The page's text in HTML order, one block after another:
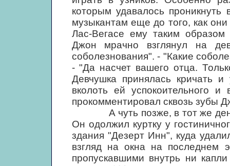
которым удавалось
музыкантам еще до того, как
Лас-Вегасе ему таким
Джон мрачно взглянул на
соболезнования". - "Какие
- "Да насчет вашего отца.
Девчушка принялась кричать
вколоть ей успокоительного
прокомментировал сквозь зубы
А чуть позже, в тот же день
Он одолжил куртку у
здания "Дезерт Инн", куда
взгляд на окна на последнем
пропускавшими внутрь ни